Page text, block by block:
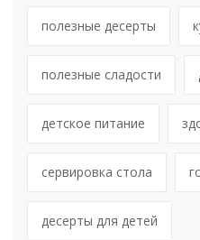
полезные десерты
полезные сладости
детское питание
сервировка стола
десерты для детей